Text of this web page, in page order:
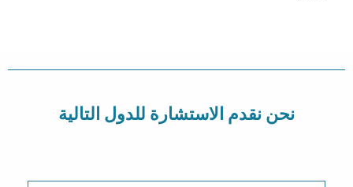
نحن نقدم الاستشارة للدول التالية